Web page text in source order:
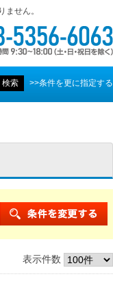
せん。
>>条件を更に指定する
表示件数